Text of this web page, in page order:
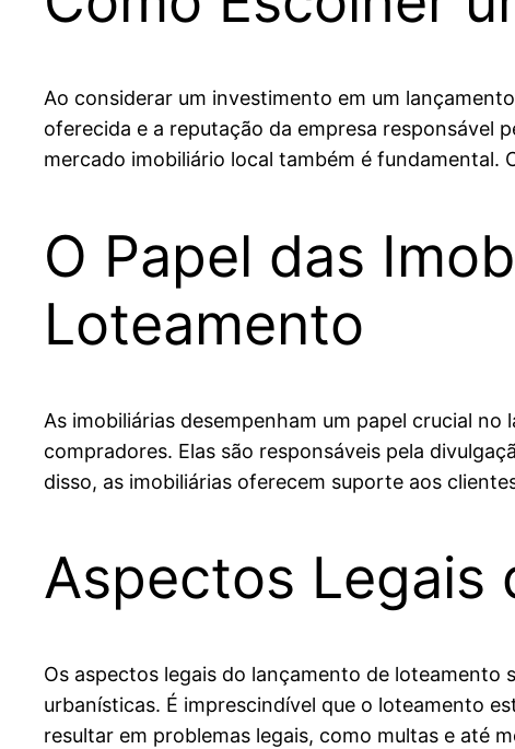
Ao considerar um investimento em um
oferecida e a reputação da empresa responsável
mercado imobiliário local também é fundamental.
O Papel das
Loteamento
As imobiliárias desempenham um papel crucial
compradores. Elas são responsáveis pela
disso, as imobiliárias oferecem suporte aos
Aspectos Legais
Os aspectos legais do lançamento de
urbanísticas. É imprescindível que o loteamento
resultar em problemas legais, como multas e até